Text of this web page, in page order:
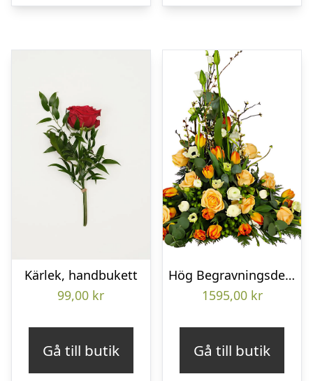
Kärlek, handbukett
99,00 kr
Gå till butik
Hög Begravningsdekoration
1595,00 kr
Gå till butik